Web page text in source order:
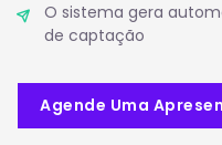
O sistema gera
de captação
Agende Uma